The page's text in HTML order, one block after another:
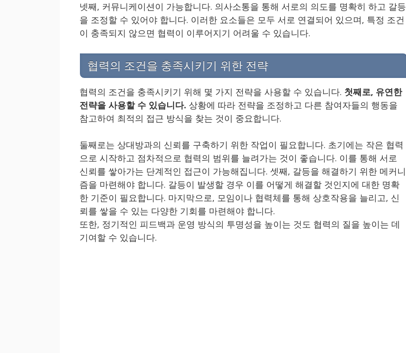
넷째, 커뮤니케이션이 가능합니다. 의사소통을 통해 서로의 의도를 명확히 하고 갈등
을 조정할 수 있어야 합니다. 이러한 요소들은 모두 서로 연결되어 있으며, 특정 조건
이 충족되지 않으면 협력이 이루어지기 어려울 수 있습니다.
협력의 조건을 충족시키기 위한 전략
협력의 조건을 충족시키기 위해 몇 가지 전략을 사용할 수 있습니다. 첫째로, 유연한
전략을 사용할 수 있습니다. 상황에 따라 전략을 조정하고 다른 참여자들의 행동을
참고하여 최적의 접근 방식을 찾는 것이 중요합니다.
둘째로는 상대방과의 신뢰를 구축하기 위한 작업이 필요합니다. 초기에는 작은 협력
으로 시작하고 점차적으로 협력의 범위를 늘려가는 것이 좋습니다. 이를 통해 서로
신뢰를 쌓아가는 단계적인 접근이 가능해집니다. 셋째, 갈등을 해결하기 위한 메커니
즘을 마련해야 합니다. 갈등이 발생할 경우 이를 어떻게 해결할 것인지에 대한 명확
한 기준이 필요합니다. 마지막으로, 모임이나 협력체를 통해 상호작용을 늘리고, 신
뢰를 쌓을 수 있는 다양한 기회를 마련해야 합니다.
또한, 정기적인 피드백과 운영 방식의 투명성을 높이는 것도 협력의 질을 높이는 데
기여할 수 있습니다.